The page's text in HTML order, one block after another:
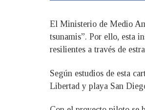
El Ministerio de Medio
tsunamis”. Por ello, esta
resilientes a través de
Según estudios de esta
Libertad y playa San